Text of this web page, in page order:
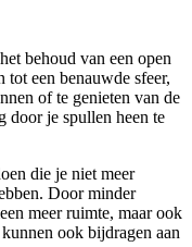
behoud van een open
een benauwde sfeer,
of te genieten van de
door je spullen heen te
die je niet meer
Door minder
meer ruimte, maar ook
ook bijdragen aan